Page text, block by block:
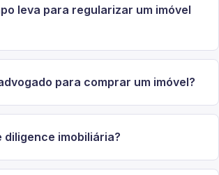
leva para regularizar um imóvel
para comprar um imóvel?
diligence imobiliária?